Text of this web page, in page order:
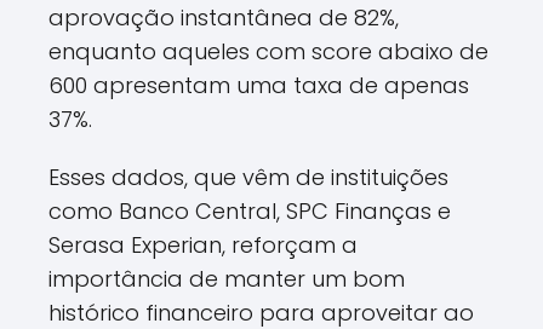
aprovação instantânea de 82%,
enquanto aqueles com score abaixo de
600 apresentam uma taxa de apenas
37%.
Esses dados, que vêm de instituições
como Banco Central, SPC Finanças e
Serasa Experian, reforçam a
importância de manter um bom
histórico financeiro para aproveitar ao